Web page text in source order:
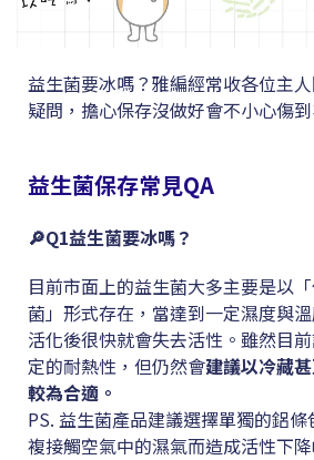
益生菌要冰嗎？雅編經常收各位主
疑問，擔心保存沒做好會不小心傷
益生菌保存常見QA
🔎Q1益生菌要冰嗎？
目前市面上的益生菌大多主要是以
菌」形式存在，當達到一定濕度與
活化後很快就會失去活性。雖然目
定的耐熱性，但仍然會建議以冷藏
較為合適。
PS. 益生菌產品建議選擇單獨的鋁
複接觸空氣中的濕氣而造成活性下降